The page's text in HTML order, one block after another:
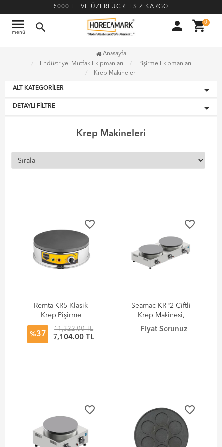
5000 TL VE ÜZERİ ÜCRETSİZ KARGO
menu
menü search person shopping_cart0
Anasayfa
Endüstriyel Mutfak Ekipmanları
Pişirme Ekipmanları
Krep Makineleri
ALT KATEGORILER
DETAYLI FILTRE
Krep Makineleri
favorite_border
Remta KR5 Klasik
Krep Pişirme
Makinesi, 40 cm,
Elektrikli
%37
11,322.00 TL
7,104.00 TL
favorite_border
Seamac KRP2 Çiftli
Krep Makinesi,
Elektrikli
Fiyat Sorunuz
favorite_border favorite_border